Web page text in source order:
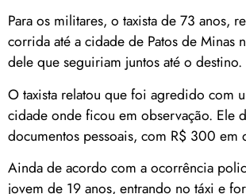
Para os militares, o taxista de 73 anos,
corrida até a cidade de Patos de
dele que seguiriam juntos até o destino.
O taxista relatou que foi agredido com
cidade onde ficou em observação. Ele
documentos pessoais, com R$ 300
Ainda de acordo com a ocorrência
jovem de 19 anos, entrando no táxi e